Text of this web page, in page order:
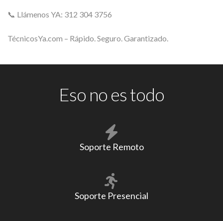
📞 Llámenos YA: 312 304 3756
TécnicosYa.com – Rápido. Seguro. Garantizado.
Eso no es todo
Soporte Remoto
Soporte Presencial